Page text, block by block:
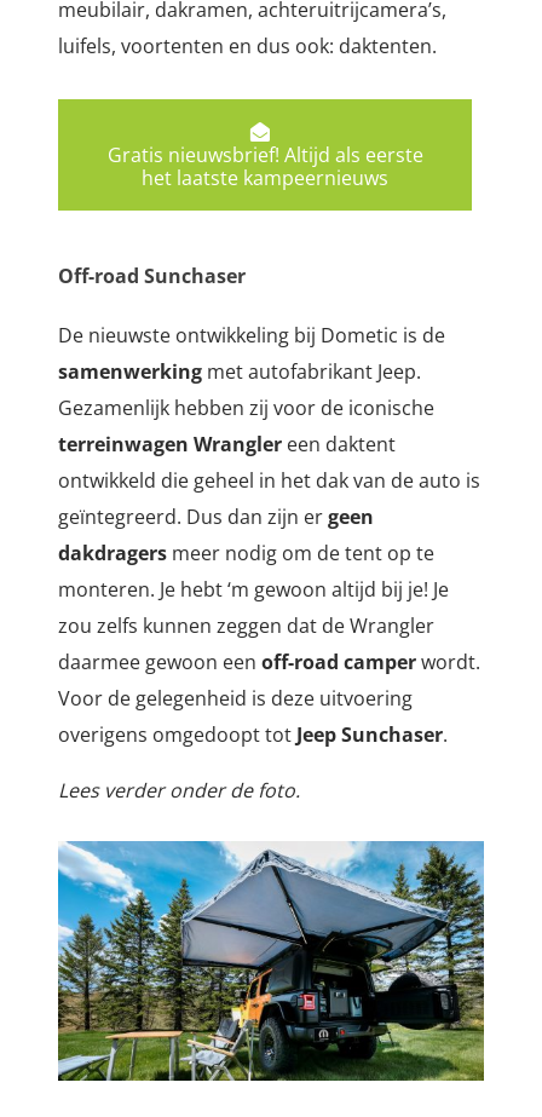
meubilair, dakramen, achteruitrijcamera’s,
luifels, voortenten en dus ook: daktenten.
Gratis nieuwsbrief! Altijd als eerste
het laatste kampeernieuws
Off-road Sunchaser
De nieuwste ontwikkeling bij Dometic is de
samenwerking met autofabrikant Jeep.
Gezamenlijk hebben zij voor de iconische
terreinwagen Wrangler een daktent
ontwikkeld die geheel in het dak van de auto is
geïntegreerd. Dus dan zijn ergeen
dakdragers meer nodig om de tent op te
monteren. Je hebt ‘m gewoon altijd bij je! Je
zou zelfs kunnen zeggen dat de Wrangler
daarmee gewoon een off-road camperwordt.
Voor de gelegenheid is deze uitvoering
overigens omgedoopt tot Jeep Sunchaser.
Lees verder onder de foto.